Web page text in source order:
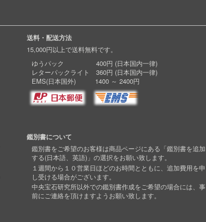
送料・配送方法
15,000円以上で送料無料です。
ゆうパック 400円 (日本国内一律)
レターパックライト 360円 (日本国内一律)
EMS(日本国外) 1400 ～ 2400円
鑑別書について
鑑別書をご希望のお客様は商品ページにある「鑑別書を追加
する(日本語、英語)」の選択をお願い致します。
１週間から１０営業日ほどのお時間とともに、追加費用を申
し受ける場合がございます。
中央宝石研究所以外での鑑別書作成をご希望の場合には、事
前にご連絡を頂けますようお願い致します。